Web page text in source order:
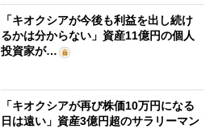
「キオクシアが今後も利益を出し続け
るかは分からない」資産11億円の個人
投資家が…
「キオクシアが再び株価10万円になる
日は遠い」資産3億円超のサラリーマン